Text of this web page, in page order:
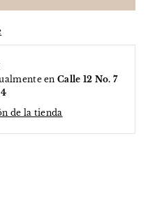
enCalle 12 No. 7
de la tienda